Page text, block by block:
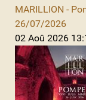
MARILLION -
26/07/2026
02 Aoû 2026